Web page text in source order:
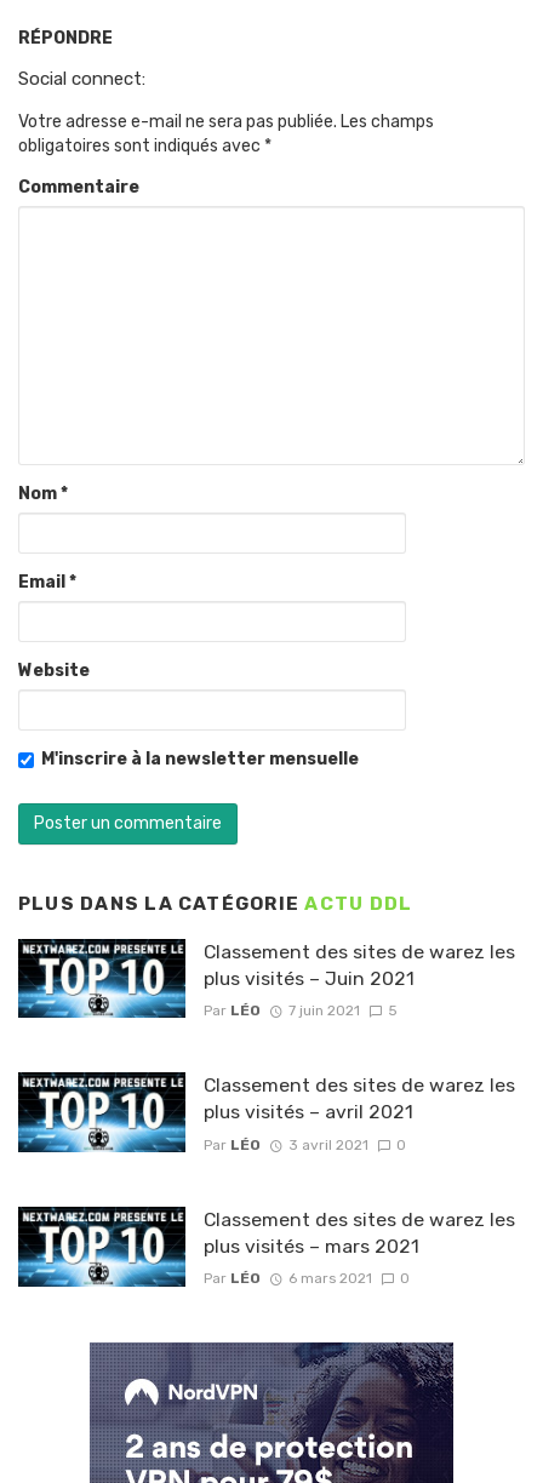
RÉPONDRE
Social connect:
Votre adresse e-mail ne sera pas publiée. Les champs
obligatoires sont indiqués avec *
Commentaire
Nom*
Email *
Website
M'inscrire à la newsletter mensuelle
PLUS DANS LA CATÉGORIEACTU DDL
Classement des sites de warez les
plus visités – Juin 2021
Par LÉO 7 juin 2021 5
Classement des sites de warez les
plus visités – avril 2021
Par LÉO 3 avril 2021 0
Classement des sites de warez les
plus visités – mars 2021
Par LÉO 6 mars 2021 0